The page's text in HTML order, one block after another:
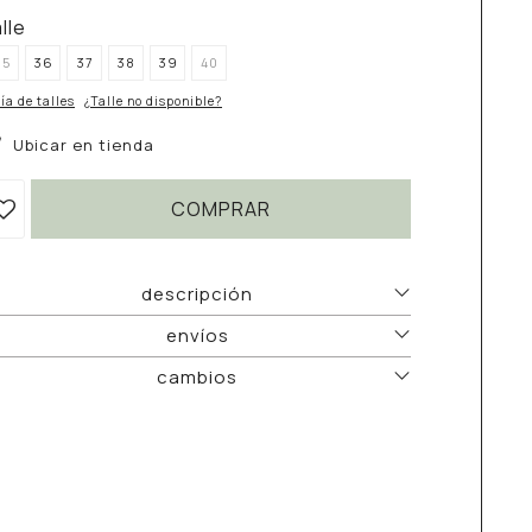
36 37 38 39 40
de talles ¿Talle no disponible?
Ubicar en tienda
COMPRAR
descripción
envíos
cambios